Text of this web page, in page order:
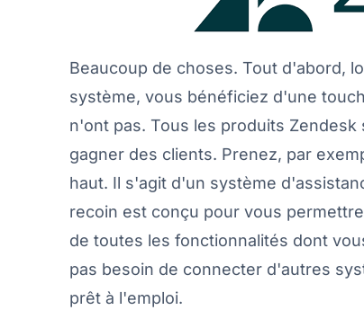
Beaucoup de choses. Tout d'abord,
système, vous bénéficiez d'une
n'ont pas. Tous les produits
gagner des clients. Prenez, par
haut. Il s'agit d'un système
recoin est conçu pour vous
de toutes les fonctionnalités dont
pas besoin de connecter d'autres
prêt à l'emploi.